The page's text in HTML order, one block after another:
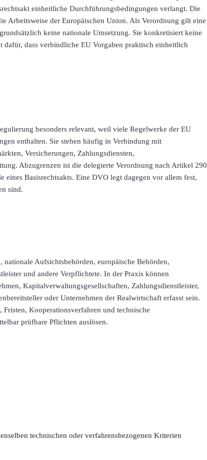
einheitliche Durchführungsbedingungen verlangt. Die
Arbeitsweise der Europäischen Union. Als Verordnung gilt eine
keine nationale Umsetzung. Sie konkretisiert keine
dass verbindliche EU Vorgaben praktisch einheitlich
besonders relevant, weil viele Regelwerke der EU
enthalten. Sie stehen häufig in Verbindung mit
Versicherungen, Zahlungsdiensten,
Abzugrenzen ist die delegierte Verordnung nach Artikel 290
eines Basisrechtsakts. Eine DVO legt dagegen vor allem fest,
sind.
Aufsichtsbehörden, europäische Behörden,
und andere Verpflichtete. In der Praxis können
Kapitalverwaltungsgesellschaften, Zahlungsdienstleister,
oder Unternehmen der Realwirtschaft erfasst sein.
Kooperationsverfahren und technische
prüfbare Pflichten auslösen.
technischen oder verfahrensbezogenen Kriterien